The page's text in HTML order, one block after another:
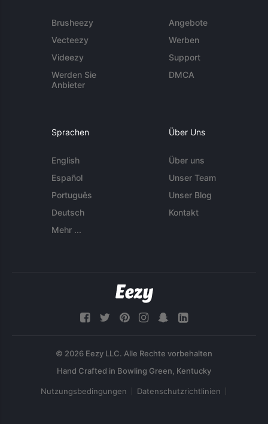
Brusheezy
Vecteezy
Videezy
Werden Sie
Anbieter
Angebote
Werben
Support
DMCA
Sprachen
English
Español
Português
Deutsch
Mehr ...
Über Uns
Über uns
Unser Team
Unser Blog
Kontakt
© 2026 Eezy LLC. Alle Rechte vorbehalten
Nutzungsbedingungen Datenschutzrichtlinien